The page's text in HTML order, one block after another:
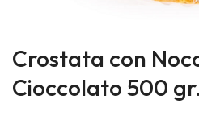
to
the
beginning
Crostata con
Cioccolato 500